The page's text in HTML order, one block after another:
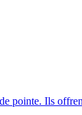
pointe. Ils